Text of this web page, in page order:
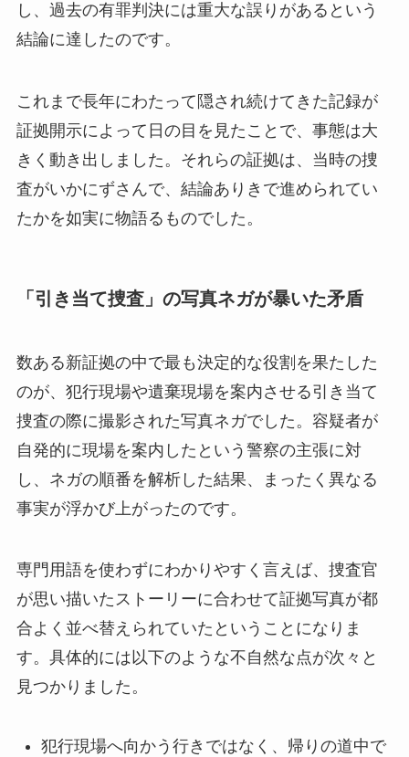
し、過去の有罪判決には重大な誤りがあるという
結論に達したのです。
これまで長年にわたって隠され続けてきた記録が
証拠開示によって日の目を見たことで、事態は大
きく動き出しました。それらの証拠は、当時の捜
査がいかにずさんで、結論ありきで進められてい
たかを如実に物語るものでした。
「引き当て捜査」の写真ネガが暴いた矛盾
数ある新証拠の中で最も決定的な役割を果たした
のが、犯行現場や遺棄現場を案内させる引き当て
捜査の際に撮影された写真ネガでした。容疑者が
自発的に現場を案内したという警察の主張に対
し、ネガの順番を解析した結果、まったく異なる
事実が浮かび上がったのです。
専門用語を使わずにわかりやすく言えば、捜査官
が思い描いたストーリーに合わせて証拠写真が都
合よく並べ替えられていたということになりま
す。具体的には以下のような不自然な点が次々と
見つかりました。
犯行現場へ向かう行きではなく、帰りの道中で